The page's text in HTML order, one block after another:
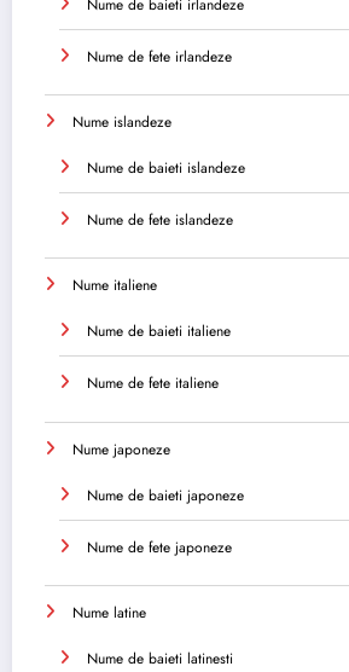
Nume de baieti irlandeze
Nume de fete irlandeze
Nume islandeze
Nume de baieti islandeze
Nume de fete islandeze
Nume italiene
Nume de baieti italiene
Nume de fete italiene
Nume japoneze
Nume de baieti japoneze
Nume de fete japoneze
Nume latine
Nume de baieti latinesti